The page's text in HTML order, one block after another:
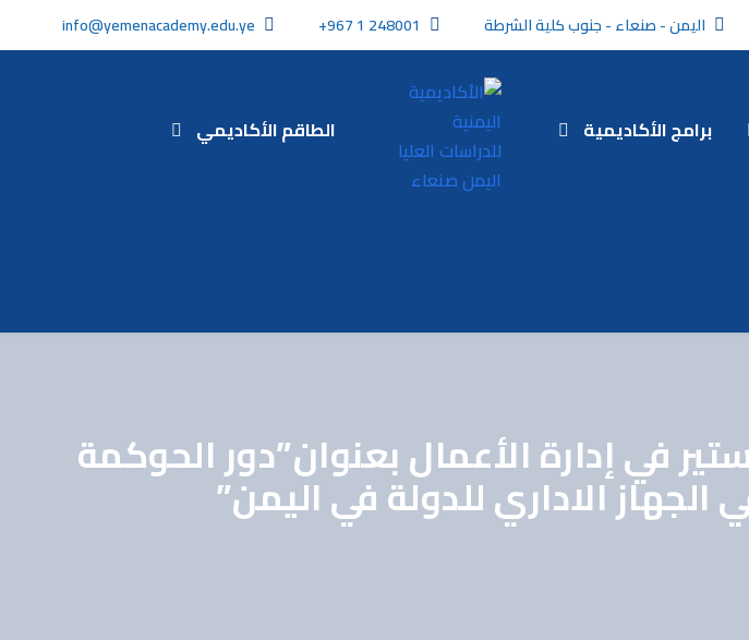
اليمن - صنعاء - جنوب كلية الشرطة info@yemenacademy.edu.ye +967 1 248001
برامج الأكاديمية الطاقم الأكاديمي
في إدارة الأعمال بعنوان”دور الحوكمة
الاداري للدولة في اليمن”